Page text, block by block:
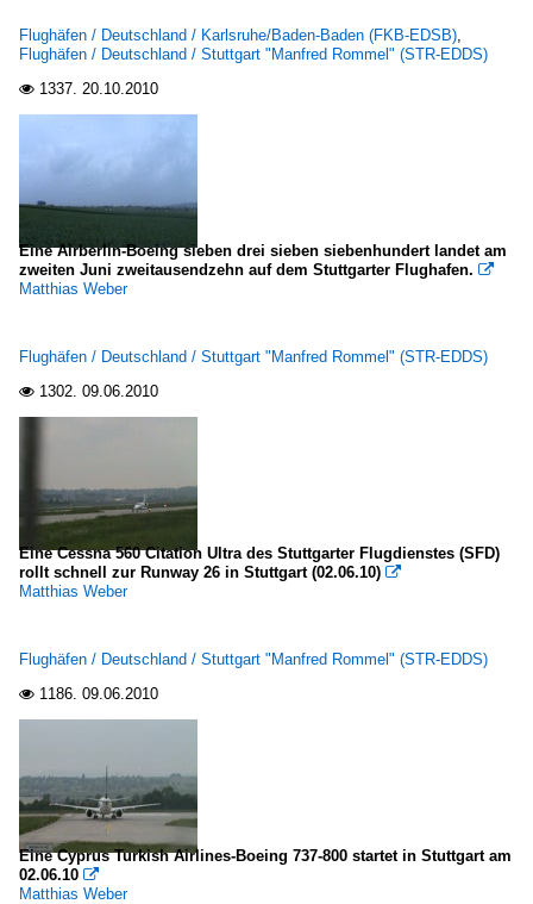
Flughäfen / Deutschland / Karlsruhe/Baden-Baden (FKB-EDSB),
Flughäfen / Deutschland / Stuttgart "Manfred Rommel" (STR-EDDS)
 1337. 20.10.2010
Eine Airberlin-Boeing sieben drei sieben siebenhundert landet am
zweiten Juni zweitausendzehn auf dem Stuttgarter Flughafen. 
Matthias Weber
Flughäfen / Deutschland / Stuttgart "Manfred Rommel" (STR-EDDS)
 1302. 09.06.2010
Eine Cessna 560 Citation Ultra des Stuttgarter Flugdienstes (SFD)
rollt schnell zur Runway 26 in Stuttgart (02.06.10) 
Matthias Weber
Flughäfen / Deutschland / Stuttgart "Manfred Rommel" (STR-EDDS)
 1186. 09.06.2010
Eine Cyprus Turkish Airlines-Boeing 737-800 startet in Stuttgart am
02.06.10 
Matthias Weber